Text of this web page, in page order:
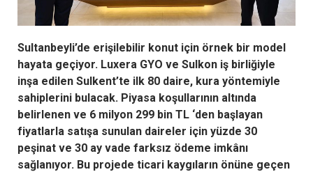
Sultanbeyli’de erişilebilir konut için örnek bir model
hayata geçiyor. Luxera GYO ve Sulkon iş birliğiyle
inşa edilen Sulkent’te ilk 80 daire, kura yöntemiyle
sahiplerini bulacak. Piyasa koşullarının altında
belirlenen ve 6 milyon 299 bin TL ‘den başlayan
fiyatlarla satışa sunulan daireler için yüzde 30
peşinat ve 30 ay vade farksız ödeme imkânı
sağlanıyor. Bu projede ticari kaygıların önüne geçen